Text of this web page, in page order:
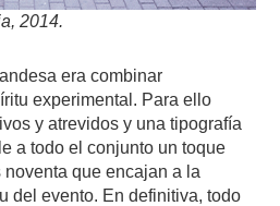
2014.
era combinar
experimental. Para ello
y atrevidos y una tipografía
a todo el conjunto un toque
que encajan a la
del evento. En definitiva, todo